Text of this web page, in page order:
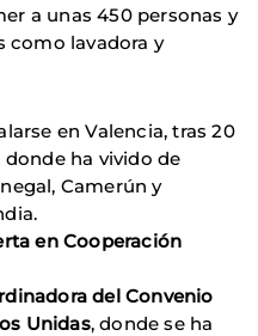
a unas 450 personas y
como lavadora y
en Valencia, tras 20
ha vivido de
Camerún y
en Cooperación
del Convenio
Unidas, donde se ha